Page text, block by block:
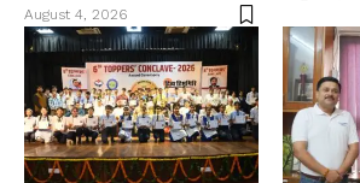
August 4, 2026